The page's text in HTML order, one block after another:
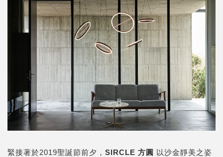
緊接著於2019聖誕節前夕， SIRCLE 方圓 以沙金靜美之姿